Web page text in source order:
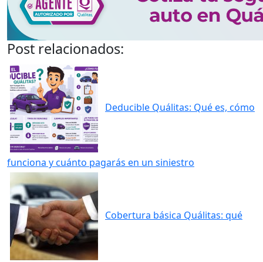
Post relacionados:
Deducible Quálitas: Qué es, cómo
funciona y cuánto pagarás en un siniestro
Cobertura básica Quálitas: qué